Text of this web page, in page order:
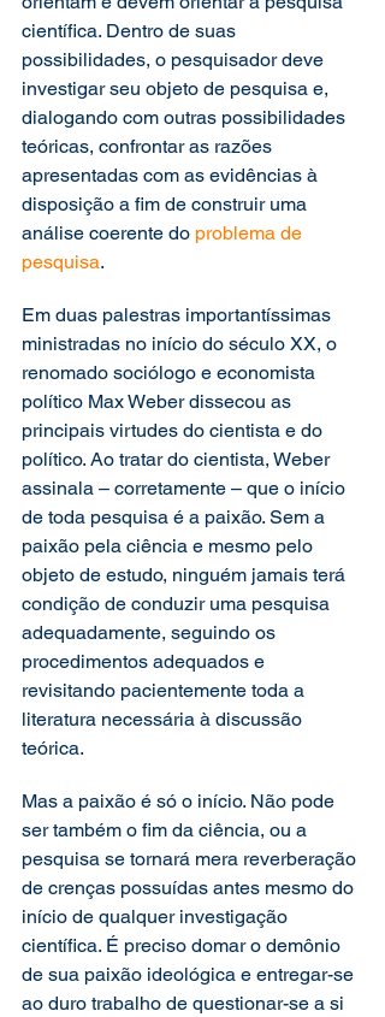
científica. Dentro de suas
possibilidades, o pesquisador deve
investigar seu objeto de pesquisa e,
dialogando com outras possibilidades
teóricas, confrontar as razões
apresentadas com as evidências à
disposição a fim de construir uma
análise coerente do problema de
pesquisa.
Em duas palestras importantíssimas
ministradas no início do século XX, o
renomado sociólogo e economista
político Max Weber dissecou as
principais virtudes do cientista e do
político. Ao tratar do cientista, Weber
assinala – corretamente – que o início
de toda pesquisa é a paixão. Sem a
paixão pela ciência e mesmo pelo
objeto de estudo, ninguém jamais terá
condição de conduzir uma pesquisa
adequadamente, seguindo os
procedimentos adequados e
revisitando pacientemente toda a
literatura necessária à discussão
teórica.
Mas a paixão é só o início. Não pode
ser também o fim da ciência, ou a
pesquisa se tornará mera reverberação
de crenças possuídas antes mesmo do
início de qualquer investigação
científica. É preciso domar o demônio
de sua paixão ideológica e entregar-se
ao duro trabalho de questionar-se a si